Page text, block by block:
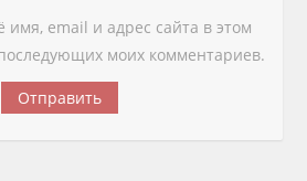
имя, email и адрес сайта в этом
моих комментариев.